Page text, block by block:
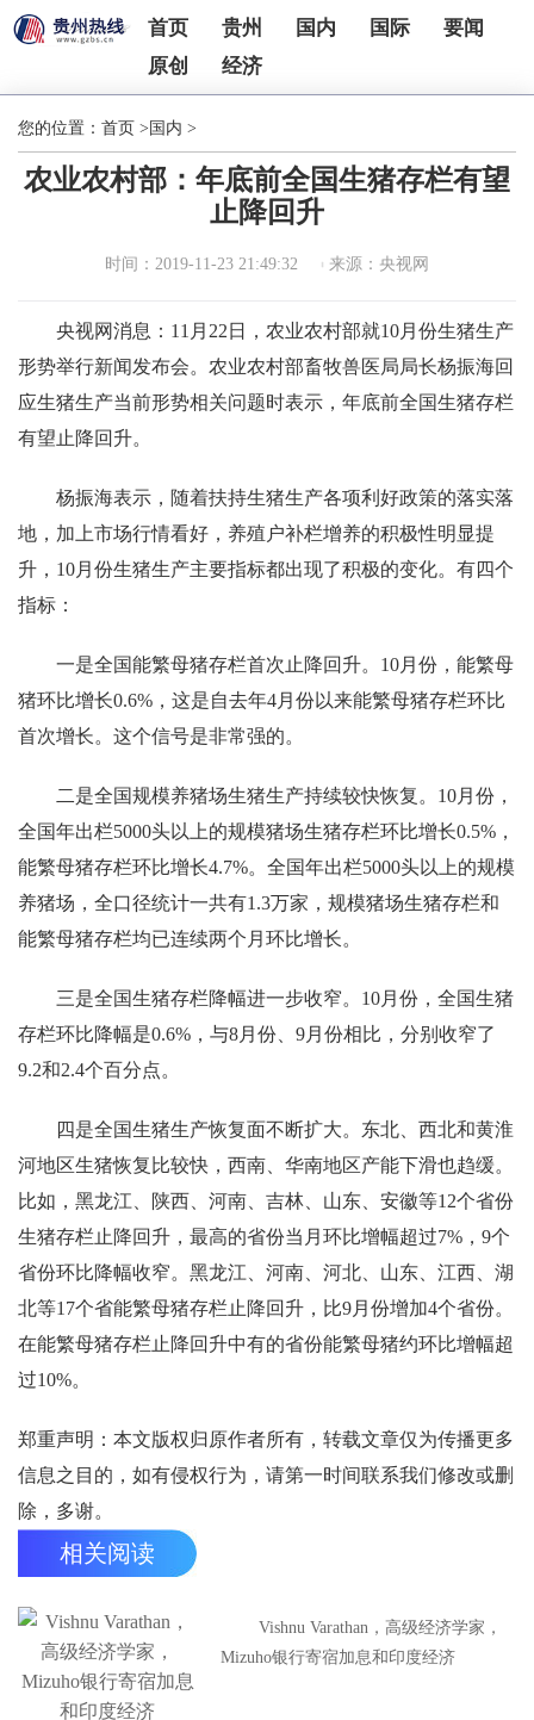
首页 贵州 国内 国际
要闻
原创
经济
您的位置： 首页 > 国内 >
农业农村部：年底前全国生猪存栏有望
止降回升
时间：2019-11-23 21:49:32 来源：央视网
央视网消息：11月22日，农业农村部就10月份生猪生产
形势举行新闻发布会。农业农村部畜牧兽医局局长杨振海回
应生猪生产当前形势相关问题时表示，年底前全国生猪存栏
有望止降回升。
杨振海表示，随着扶持生猪生产各项利好政策的落实落
地，加上市场行情看好，养殖户补栏增养的积极性明显提
升，10月份生猪生产主要指标都出现了积极的变化。有四个
指标：
一是全国能繁母猪存栏首次止降回升。10月份，能繁母
猪环比增长0.6%，这是自去年4月份以来能繁母猪存栏环比
首次增长。这个信号是非常强的。
二是全国规模养猪场生猪生产持续较快恢复。10月份，
全国年出栏5000头以上的规模猪场生猪存栏环比增长0.5%，
能繁母猪存栏环比增长4.7%。全国年出栏5000头以上的规模
养猪场，全口径统计一共有1.3万家，规模猪场生猪存栏和
能繁母猪存栏均已连续两个月环比增长。
三是全国生猪存栏降幅进一步收窄。10月份，全国生猪
存栏环比降幅是0.6%，与8月份、9月份相比，分别收窄了
9.2和2.4个百分点。
四是全国生猪生产恢复面不断扩大。东北、西北和黄淮
河地区生猪恢复比较快，西南、华南地区产能下滑也趋缓。
比如，黑龙江、陕西、河南、吉林、山东、安徽等12个省份
生猪存栏止降回升，最高的省份当月环比增幅超过7%，9个
省份环比降幅收窄。黑龙江、河南、河北、山东、江西、湖
北等17个省能繁母猪存栏止降回升，比9月份增加4个省份。
在能繁母猪存栏止降回升中有的省份能繁母猪约环比增幅超
过10%。
郑重声明：本文版权归原作者所有，转载文章仅为传播更多
信息之目的，如有侵权行为，请第一时间联系我们修改或删
除，多谢。
相关阅读
Vishnu Varathan，高级经济学家，
Mizuho银行寄宿加息和印度经济